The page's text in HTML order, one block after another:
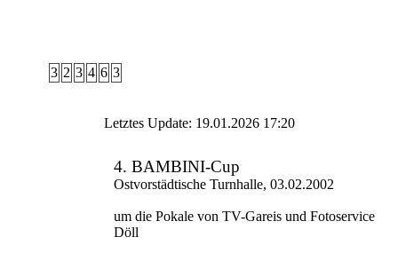
3 2 3 4 6 3
Letztes Update: 19.01.2026 17:20
4. BAMBINI-Cup
Ostvorstädtische Turnhalle, 03.02.2002
um die Pokale von TV-Gareis und Fotoservice
Döll